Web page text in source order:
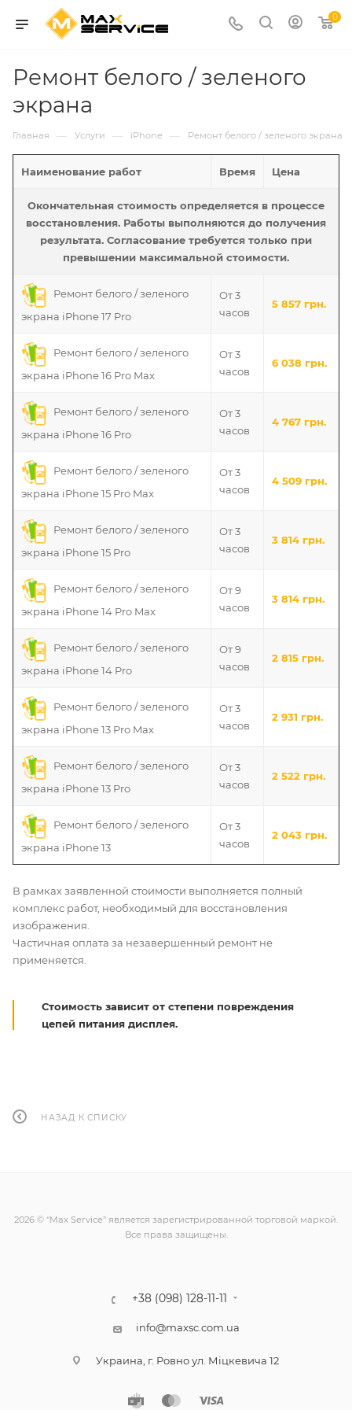
0
Ремонт белого / зеленого
экрана
Главная — Услуги — iPhone — Ремонт белого / зеленого экрана
Наименование работ Время Цена
Окончательная стоимость определяется в процессе
восстановления. Работы выполняются до получения
результата. Согласование требуется только при
превышении максимальной стоимости.
Ремонт белого / зеленого
экрана iPhone 17 Pro
От 3
часов
5 857 грн.
Ремонт белого / зеленого
экрана iPhone 16 Pro Max
От 3
часов
6 038 грн.
Ремонт белого / зеленого
экрана iPhone 16 Pro
От 3
часов
4 767 грн.
Ремонт белого / зеленого
экрана iPhone 15 Pro Max
От 3
часов
4 509 грн.
Ремонт белого / зеленого
экрана iPhone 15 Pro
От 3
часов
3 814 грн.
Ремонт белого / зеленого
экрана iPhone 14 Pro Max
От 9
часов
3 814 грн.
Ремонт белого / зеленого
экрана iPhone 14 Pro
От 9
часов
2 815 грн.
Ремонт белого / зеленого
экрана iPhone 13 Pro Max
От 3
часов
2 931 грн.
Ремонт белого / зеленого
экрана iPhone 13 Pro
От 3
часов
2 522 грн.
Ремонт белого / зеленого
экрана iPhone 13
От 3
часов
2 043 грн.
В рамках заявленной стоимости выполняется полный
комплекс работ, необходимый для восстановления
изображения.
Частичная оплата за незавершенный ремонт не
применяется.
Стоимость зависит от степени повреждения
цепей питания дисплея.
НАЗАД К СПИСКУ
2026 © “Max Service” является зарегистрированной торговой маркой.
Все права защищены.
+38 (098) 128-11-11
info@maxsc.com.ua
Украина, г. Ровно ул. Міцкевича 12